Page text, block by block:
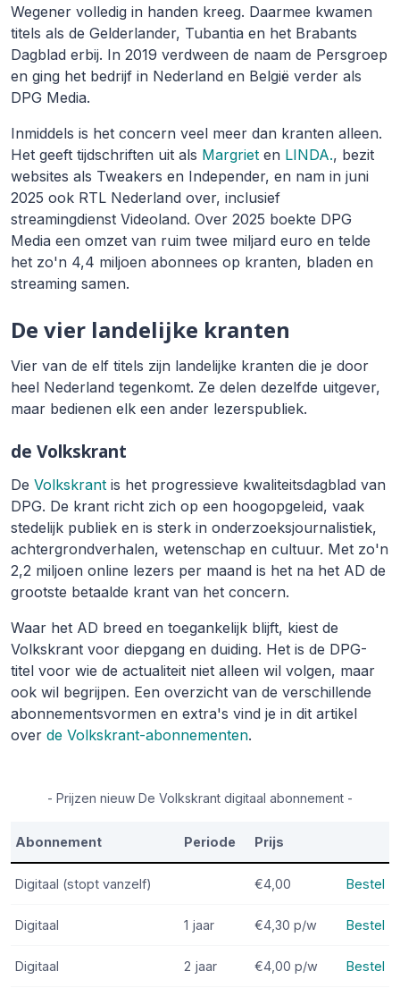
Wegener volledig in handen kreeg. Daarmee kwamen
titels als de Gelderlander, Tubantia en het Brabants
Dagblad erbij. In 2019 verdween de naam de Persgroep
en ging het bedrijf in Nederland en België verder als
DPG Media.
Inmiddels is het concern veel meer dan kranten alleen.
Het geeft tijdschriften uit als Margriet en LINDA., bezit
websites als Tweakers en Independer, en nam in juni
2025 ook RTL Nederland over, inclusief
streamingdienst Videoland. Over 2025 boekte DPG
Media een omzet van ruim twee miljard euro en telde
het zo'n 4,4 miljoen abonnees op kranten, bladen en
streaming samen.
De vier landelijke kranten
Vier van de elf titels zijn landelijke kranten die je door
heel Nederland tegenkomt. Ze delen dezelfde uitgever,
maar bedienen elk een ander lezerspubliek.
de Volkskrant
De Volkskrant is het progressieve kwaliteitsdagblad van
DPG. De krant richt zich op een hoogopgeleid, vaak
stedelijk publiek en is sterk in onderzoeksjournalistiek,
achtergrondverhalen, wetenschap en cultuur. Met zo'n
2,2 miljoen online lezers per maand is het na het AD de
grootste betaalde krant van het concern.
Waar het AD breed en toegankelijk blijft, kiest de
Volkskrant voor diepgang en duiding. Het is de DPG-
titel voor wie de actualiteit niet alleen wil volgen, maar
ook wil begrijpen. Een overzicht van de verschillende
abonnementsvormen en extra's vind je in dit artikel
over de Volkskrant-abonnementen.
- Prijzen nieuw De Volkskrant digitaal abonnement -
Abonnement Periode Prijs
Digitaal (stopt vanzelf) €4,00 Bestel
Digitaal 1 jaar €4,30 p/w Bestel
Digitaal 2 jaar €4,00 p/w Bestel